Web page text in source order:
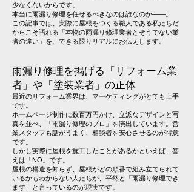
少なくないからです。
本当に雨漏り修理を任せるべきなのは誰なのか――。
この記事では、実際に屋根をつくる職人である私たちだ
からこそ語れる「本物の雨漏り修理業者とそうでない業
者の違い」を、できる限りリアルにお伝えします。
雨漏り修理を掲げる「リフォーム業
者」や「塗装業者」の正体
最近のリフォーム業界は、マーケティングがとても上手
です。
ホームページ制作に数百万円かけ、立派なデザインと写
真を並べ、「雨漏り修理のプロ」を演出しています。営
業スタッフも話がうまく、相談者を安心させるのが得意
です。
しかし実際に屋根を施工したことがあるかといえば、答
えは「NO」です。
屋根の構造を知らず、屋根がどの順番で組み立てられて
いるかもわからない人たちが、平然と「雨漏り修理でき
ます」と言っているのが現実です。